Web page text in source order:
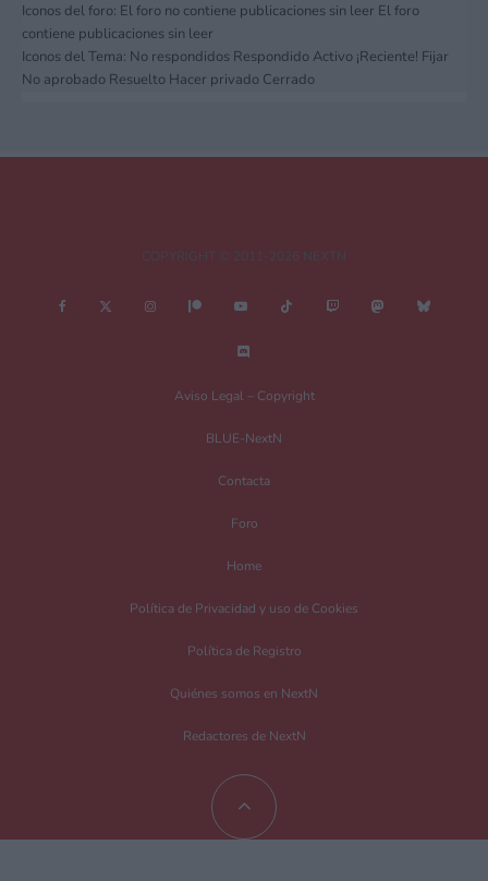
Iconos del foro: El foro no contiene publicaciones sin leer El foro
contiene publicaciones sin leer
Iconos del Tema: No respondidos Respondido Activo ¡Reciente! Fijar
No aprobado Resuelto Hacer privado Cerrado
Aviso Legal – Copyright
BLUE-NextN
Contacta
Foro
Home
Política de Privacidad y uso de Cookies
Política de Registro
Quiénes somos en NextN
Redactores de NextN